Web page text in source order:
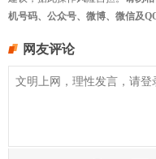
机号码、公众号、微博、微信及
网友评论